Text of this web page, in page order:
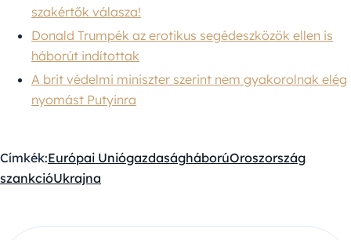
szakértők válasza!
Donald Trumpék az erotikus segédeszközök ellen is
háborút indítottak
A brit védelmi miniszter szerint nem gyakorolnak elég
nyomást Putyinra
Címkék:Európai UniógazdaságháborúOroszország
szankcióUkrajna